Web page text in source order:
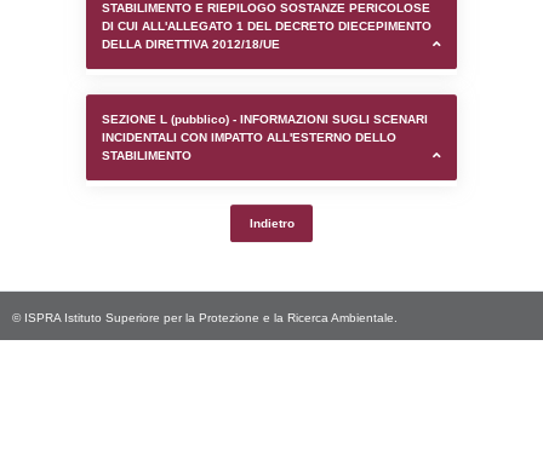
AUTORIZZAZIONI/CERTIFICAZIONI E
CONTROLLO A CUI è SOGGETTO LO
SEZIONE F (pubblico) - DESCRIZIONE
DELL'AMBIENTE/TERRITORIO
STABILIMENTO
SEZIONE H (pubblico) - DESCRIZIONE